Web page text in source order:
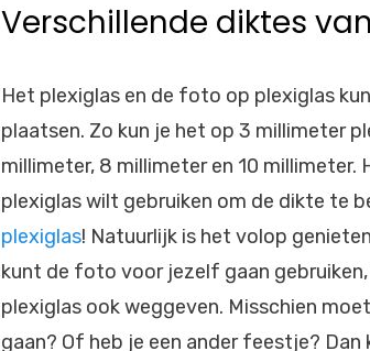
Verschillende diktes
Het plexiglas en de foto op plexiglas
plaatsen. Zo kun je het op 3 millimeter
millimeter, 8 millimeter en 10
plexiglas wilt gebruiken om de dikte te
plexiglas! Natuurlijk is het volop
kunt de foto voor jezelf gaan
plexiglas ook weggeven. Misschien
gaan? Of heb je een ander feestje?